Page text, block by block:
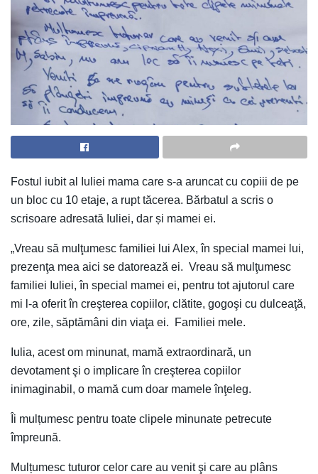
Fostul iubit al Iuliei mama care s-a aruncat cu copiii de pe
un bloc cu 10 etaje, a rupt tăcerea. Bărbatul a scris o
scrisoare adresată Iuliei, dar și mamei ei.
„Vreau să mulţumesc familiei lui Alex, în special mamei lui,
prezenţa mea aici se datorează ei. Vreau să mulţumesc
familiei Iuliei, în special mamei ei, pentru tot ajutorul care
mi l-a oferit în creşterea copiilor, clătite, gogoşi cu dulceaţă,
ore, zile, săptămâni din viaţa ei. Familiei mele.
Iulia, acest om minunat, mamă extraordinară, un
devotament şi o implicare în creşterea copiilor
inimaginabil, o mamă cum doar mamele înţeleg.
Îi mulțumesc pentru toate clipele minunate petrecute
împreună.
Mulțumesc tuturor celor care au venit şi care au plâns